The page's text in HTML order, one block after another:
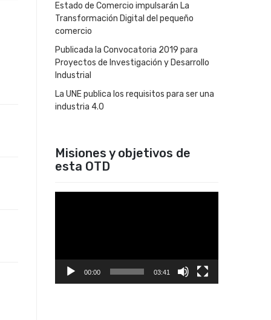
Estado de Comercio impulsarán La
Transformación Digital del pequeño
comercio
Publicada la Convocatoria 2019 para
Proyectos de Investigación y Desarrollo
Industrial
La UNE publica los requisitos para ser una
industria 4.0
Misiones y objetivos de
esta OTD
00:00 03:41